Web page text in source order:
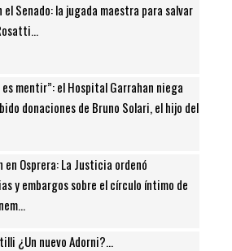
el Senado: la jugada maestra para salvar
mentir”: el Hospital Garrahan niega
donaciones de Bruno Solari, el hijo del
en Osprera: La Justicia ordenó
y embargos sobre el círculo íntimo de
¿Un nuevo Adorni?...